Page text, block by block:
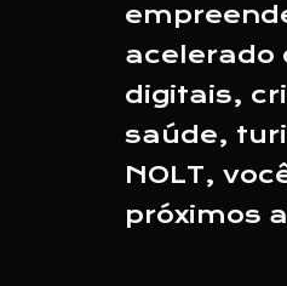
acelerado
digitais,
saúde,
NOLT,
próximos